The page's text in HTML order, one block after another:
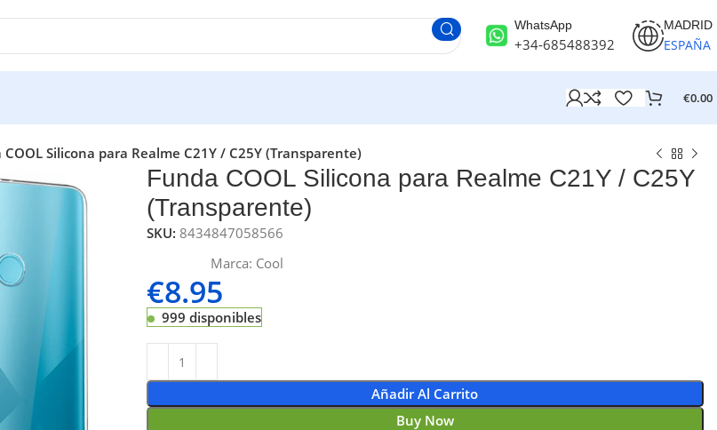
WhatsApp
+34-685488392
MADRID
ESPAÑA
€0.00
COOL Silicona para Realme C21Y / C25Y (Transparente)
Funda COOL Silicona para Realme C21Y / C25Y
(Transparente)
SKU: 8434847058566
Marca: Cool
€8.95
999 disponibles
Añadir Al Carrito
Buy Now